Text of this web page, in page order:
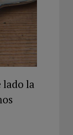
lado la